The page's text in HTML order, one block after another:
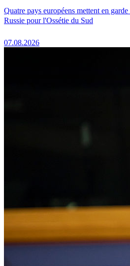
Quatre pays européens mettent en
Russie pour l'Ossétie du Sud
07.08.2026